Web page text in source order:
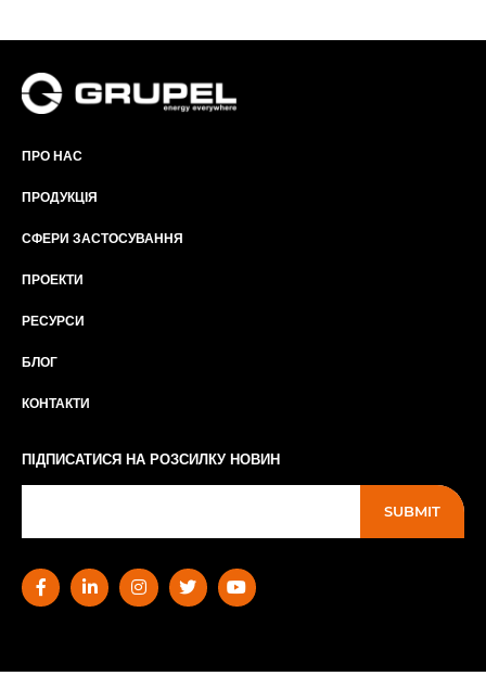
ПРО НАС
ПРОДУКЦІЯ
СФЕРИ ЗАСТОСУВАННЯ
ПРОЕКТИ
РЕСУРСИ
БЛОГ
КОНТАКТИ
ПІДПИСАТИСЯ НА РОЗСИЛКУ НОВИН
SUBMIT